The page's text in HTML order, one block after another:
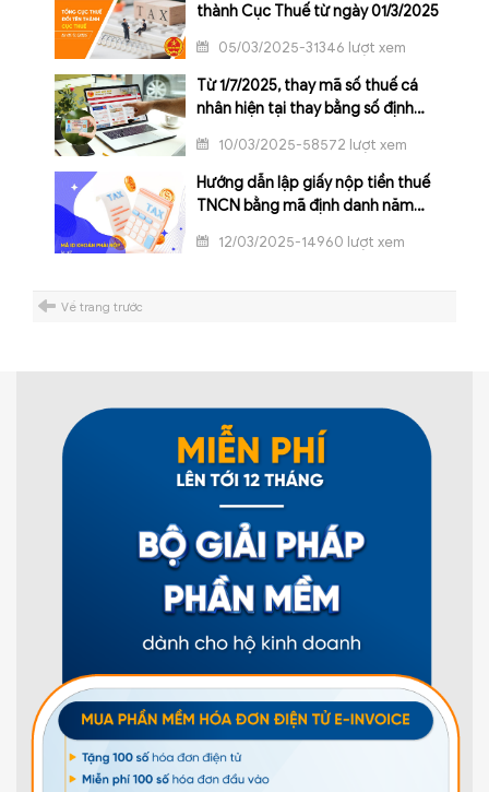
thành Cục Thuế từ ngày 01/3/2025
05/03/2025-31346 lượt xem
Từ 1/7/2025, thay mã số thuế cá
nhân hiện tại thay bằng số định
10/03/2025-58572 lượt xem
Hướng dẫn lập giấy nộp tiền thuế
TNCN bằng mã định danh năm
12/03/2025-14960 lượt xem
Về trang trước